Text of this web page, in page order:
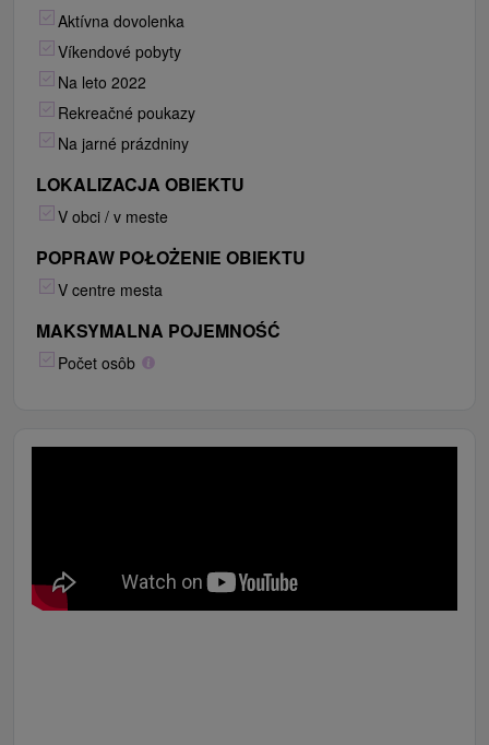
Aktívna dovolenka
Víkendové pobyty
Na leto 2022
Rekreačné poukazy
Na jarné prázdniny
LOKALIZACJA OBIEKTU
V obci / v meste
POPRAW POŁOŻENIE OBIEKTU
V centre mesta
MAKSYMALNA POJEMNOŚĆ
Počet osôb